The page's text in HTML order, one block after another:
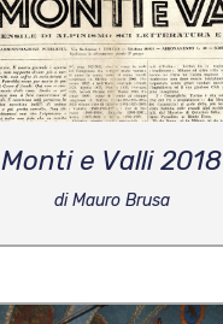
Monti e Valli 2018
di Mauro Brusa